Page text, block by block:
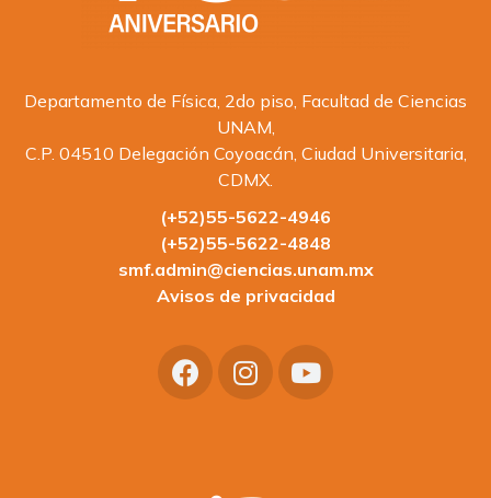
Departamento de Física, 2do piso, Facultad de Ciencias
UNAM,
C.P. 04510 Delegación Coyoacán, Ciudad Universitaria,
CDMX.
(+52)55-5622-4946
(+52)55-5622-4848
smf.admin@ciencias.unam.mx
Avisos de privacidad